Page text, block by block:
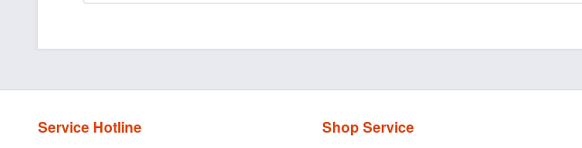
Service Hotline Shop Service